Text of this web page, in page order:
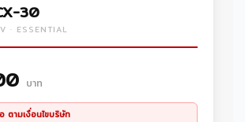
30
· ESSENTIAL
บาท
ตามเงื่อนไขบริษัท